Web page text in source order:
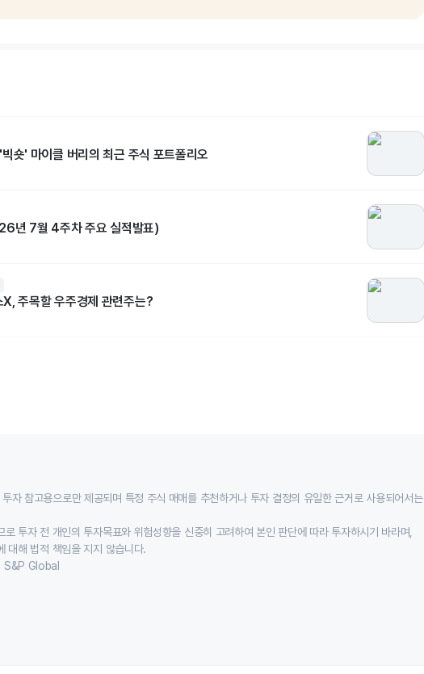
숏' 마이클 버리의 최근 주식 포트폴리오
년 7월 4주차 주요 실적발표)
주목할 우주경제 관련주는?
자 참고용으로만 제공되며 특정 주식 매매를 추천하거나 투자 결정의 유일한 근거로 사용되어서는
투자 전 개인의 투자목표와 위험성향을 신중히 고려하여 본인 판단에 따라 투자하시기 바라며,
대해 법적 책임을 지지 않습니다.
Global